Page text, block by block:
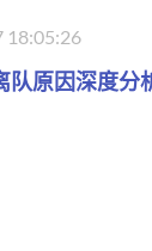
18:05:26
队原因深度分